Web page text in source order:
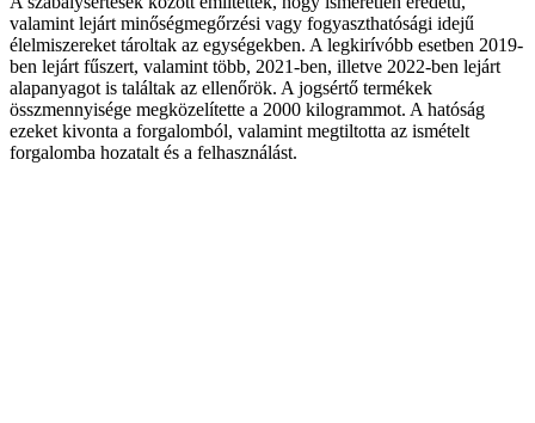
valamint lejárt minőségmegőrzési vagy fogyaszthatósági idejű
élelmiszereket tároltak az egységekben. A legkirívóbb esetben 2019-
ben lejárt fűszert, valamint több, 2021-ben, illetve 2022-ben lejárt
alapanyagot is találtak az ellenőrök. A jogsértő termékek
összmennyisége megközelítette a 2000 kilogrammot. A hatóság
ezeket kivonta a forgalomból, valamint megtiltotta az ismételt
forgalomba hozatalt és a felhasználást.